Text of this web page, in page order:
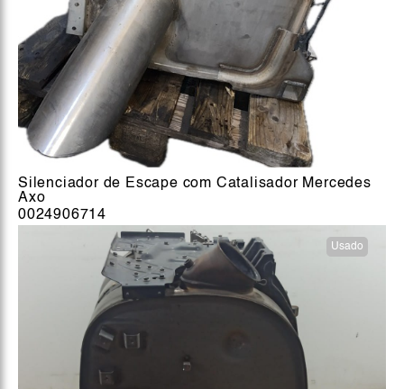
Silenciador de Escape com Catalisador Mercedes
Axo
0024906714
Usado